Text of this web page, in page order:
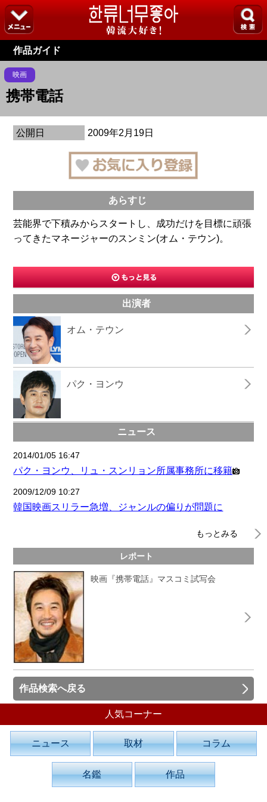
作品ガイド
映画
携帯電話
公開日 2009年2月19日
あらすじ
芸能界で下積みからスタートし、成功だけを目標に頑張
ってきたマネージャーのスンミン(オム・テウン)。
出演者
オム・テウン
パク・ヨンウ
ニュース
2014/01/05 16:47
パク・ヨンウ、リュ・スンリョン所属事務所に移籍
2009/12/09 10:27
韓国映画スリラー急増、ジャンルの偏りが問題に
もっとみる
レポート
映画『携帯電話』マスコミ試写会
作品検索へ戻る
人気コーナー
ニュース 取材 コラム
名鑑 作品